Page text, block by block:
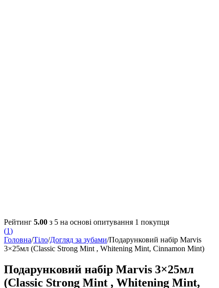
Рейтинг 5.00 з 5 на основі опитування 1 покупця
(1)
Головна/Тіло/Догляд за зубами/Подарунковий набір Marvis
3×25мл (Classic Strong Mint , Whitening Mint, Cinnamon Mint)
Подарунковий набір Marvis 3×25мл
(Classic Strong Mint , Whitening Mint,